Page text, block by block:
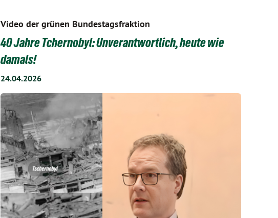
Video der grünen Bundestagsfraktion
40 Jahre Tchernobyl: Unverantwortlich, heute wie
damals!
24.04.2026